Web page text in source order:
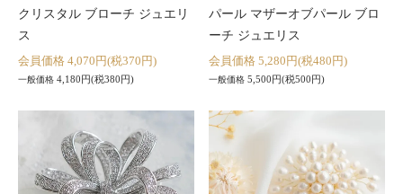
クリスタル ブローチ ジュエリ
ス
会員価格 4,070円(税370円)
一般価格 4,180円(税380円)
パール マザーオブパール ブロ
ーチ ジュエリス
会員価格 5,280円(税480円)
一般価格 5,500円(税500円)